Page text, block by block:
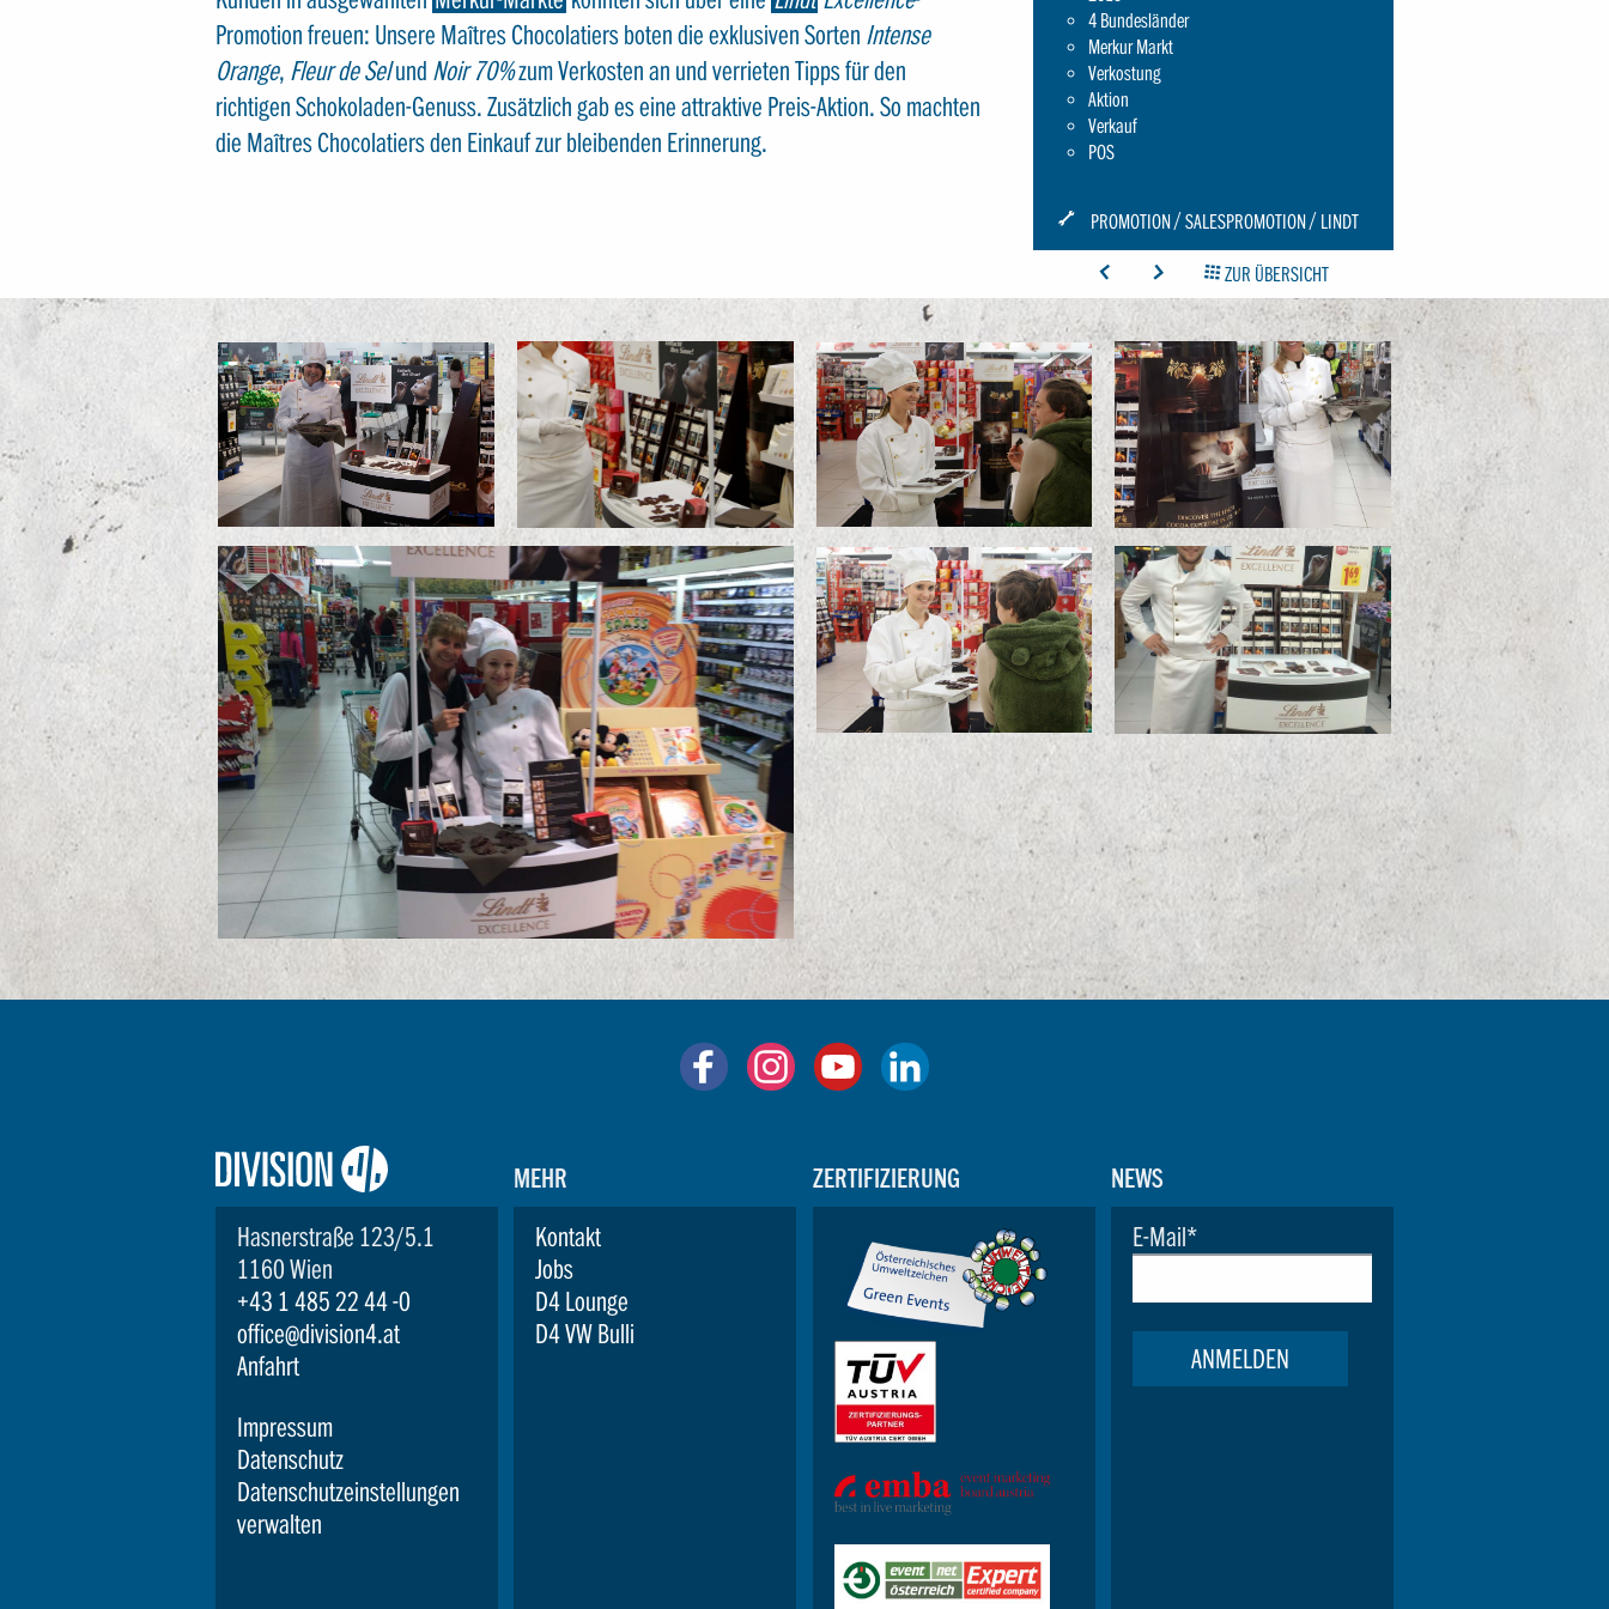
Promotion freuen: Unsere Maîtres Chocolatiers boten die exklusiven Sorten Intense
Orange, Fleur de Selund Noir 70%zum Verkosten an und verrieten Tipps für den
richtigen Schokoladen-Genuss. Zusätzlich gab es eine attraktive Preis-Aktion. So machten
die Maîtres Chocolatiers den Einkauf zur bleibenden Erinnerung.
4 Bundesländer
Merkur Markt
Verkostung
Aktion
Verkauf
POS
ICON:
SCHRAUBENSCHLUESSEL-
SMALL
PROMOTION SALESPROMOTION LINDT
ICON: ARROW-LEFT
ICON: ARROW-RIGHT
ICON: GRIDOVERVIEW
ZUR ÜBERSICHT
Logo:
Division4
Hasnerstraße 123/5.1
1160 Wien
+43 1 485 22 44 -0
office@division4.at
Anfahrt
Impressum
Datenschutz
Datenschutzeinstellungen
verwalten
MEHR
Kontakt
Jobs
D4 Lounge
D4 VW Bulli
ZERTIFIZIERUNG NEWS
E-Mail*
ANMELDEN